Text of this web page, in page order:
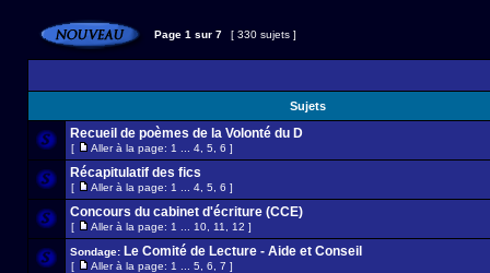
Page 1 sur 7 [ 330 sujets ]
Sujets
Recueil de poèmes de la Volonté du D
[ Aller à la page: 1 4 5 6 ]
Récapitulatif des fics
[ Aller à la page: 1 4 5 6 ]
Concours du cabinet d'écriture (CCE)
[ Aller à la page: 1 10 11 12 ]
Sondage: Le Comité de Lecture - Aide et Conseil
[ Aller à la page: 1 5 6 7 ]